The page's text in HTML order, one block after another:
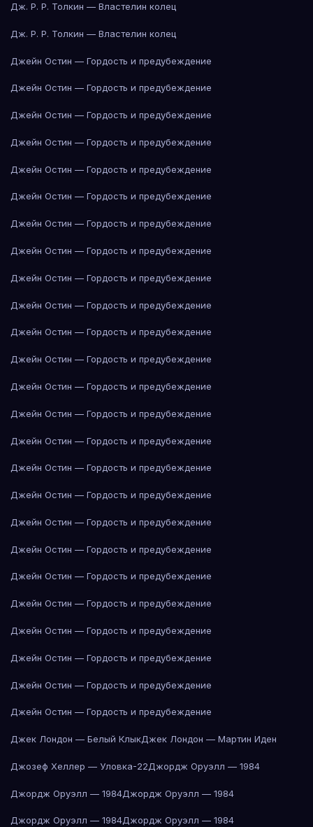
Дж. Р. Р. Толкин — Властелин колец
Дж. Р. Р. Толкин — Властелин колец
Джейн Остин — Гордость и предубеждение
Джейн Остин — Гордость и предубеждение
Джейн Остин — Гордость и предубеждение
Джейн Остин — Гордость и предубеждение
Джейн Остин — Гордость и предубеждение
Джейн Остин — Гордость и предубеждение
Джейн Остин — Гордость и предубеждение
Джейн Остин — Гордость и предубеждение
Джейн Остин — Гордость и предубеждение
Джейн Остин — Гордость и предубеждение
Джейн Остин — Гордость и предубеждение
Джейн Остин — Гордость и предубеждение
Джейн Остин — Гордость и предубеждение
Джейн Остин — Гордость и предубеждение
Джейн Остин — Гордость и предубеждение
Джейн Остин — Гордость и предубеждение
Джейн Остин — Гордость и предубеждение
Джейн Остин — Гордость и предубеждение
Джейн Остин — Гордость и предубеждение
Джейн Остин — Гордость и предубеждение
Джейн Остин — Гордость и предубеждение
Джейн Остин — Гордость и предубеждение
Джейн Остин — Гордость и предубеждение
Джейн Остин — Гордость и предубеждение
Джейн Остин — Гордость и предубеждение
Джек Лондон — Белый КлыкДжек Лондон — Мартин Иден
Джозеф Хеллер — Уловка-22Джордж Оруэлл — 1984
Джордж Оруэлл — 1984Джордж Оруэлл — 1984
Джордж Оруэлл — 1984Джордж Оруэлл — 1984